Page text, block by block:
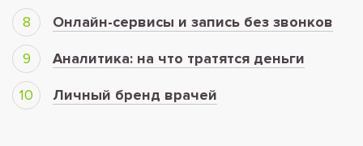
Онлайн-сервисы и запись без звонков
Аналитика: на что тратятся деньги
Личный бренд врачей